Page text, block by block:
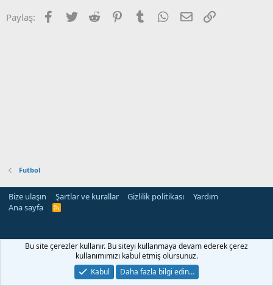
Paylaş: Facebook
Twitter Reddit PinterestTumblr WhatsApp
E-posta
Futbol
Bize ulaşın Şartlar ve kurallar Gizlilik politikası
Yardım
Ana sayfa
R
Bu site çerezler kullanır. Bu siteyi kullanmaya devam ederek çerez
kullanımımızı kabul etmiş olursunuz.
Kabul
Daha fazla bilgi edin…